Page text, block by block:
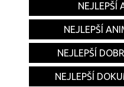
NEJLEPŠÍ
NEJLEPŠÍ
NEJLEPŠÍ
NEJLEPŠÍ